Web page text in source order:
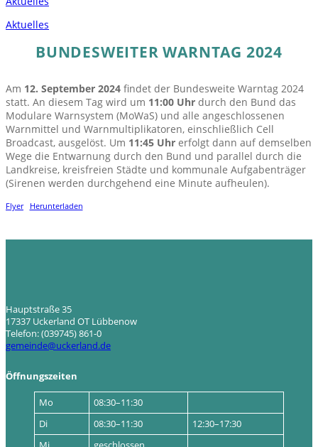
Aktuelles
BUNDESWEITER WARNTAG 2024
Am 12. September 2024 findet der Bundesweite Warntag 2024
statt. An diesem Tag wird um 11:00 Uhr durch den Bund das
Modulare Warnsystem (MoWaS) und alle angeschlossenen
Warnmittel und Warnmultiplikatoren, einschließlich Cell
Broadcast, ausgelöst. Um 11:45 Uhr erfolgt dann auf demselben
Wege die Entwarnung durch den Bund und parallel durch die
Landkreise, kreisfreien Städte und kommunale Aufgabenträger
(Sirenen werden durchgehend eine Minute aufheulen).
Flyer Herunterladen
Hauptstraße 35
17337 Uckerland OT Lübbenow
Telefon: (039745) 861-0
gemeinde@uckerland.de
Öffnungszeiten
Mo
08:30–11:30
Di
08:30–11:30
12:30–17:30